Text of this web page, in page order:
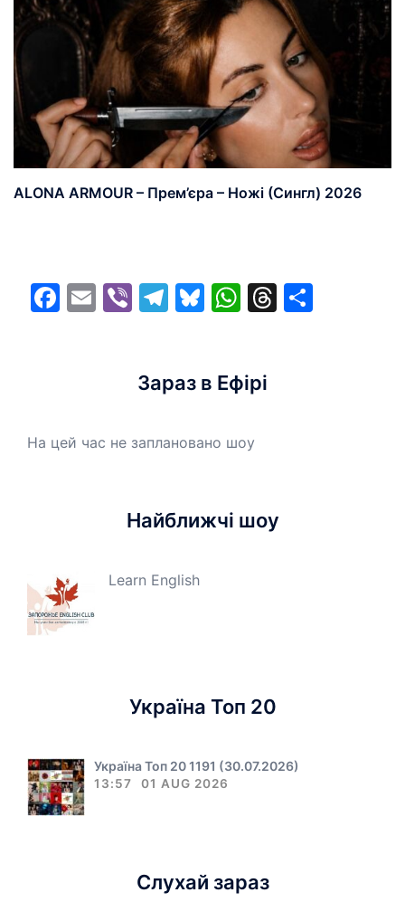
ALONA ARMOUR – Прем’єра – Ножі (Сингл) 2026
Facebook
EmailViberTelegram
Bluesky
WhatsApp
Threads
Зараз в Ефірі
На цей час не заплановано шоу
Найближчі шоу
Learn English
Україна Топ 20
Україна Топ 20 1191 (30.07.2026)
13:57 01 AUG 2026
Слухай зараз